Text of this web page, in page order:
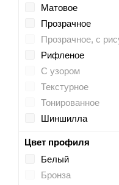
Матовое
Прозрачное
Прозрачное, с
Рифленое
С узором
Текстурное
Тонированное
Шиншилла
Цвет профиля
Белый
Бронза